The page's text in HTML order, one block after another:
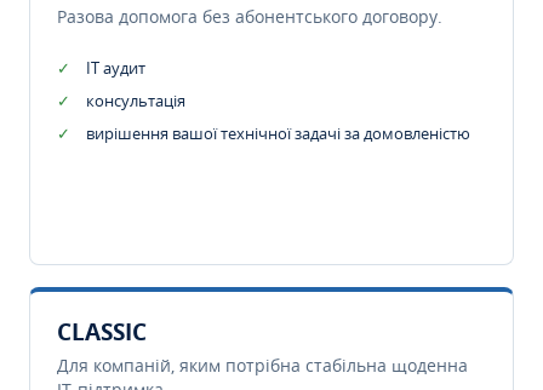
Разова допомога без абонентського договору.
IT аудит
консультація
вирішення вашої технічної задачі за домовленістю
CLASSIC
Для компаній, яким потрібна стабільна щоденна